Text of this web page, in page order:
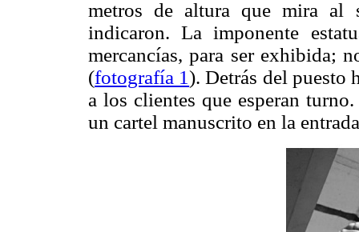
metros de altura que mira al
indicaron. La imponente
mercancías, para ser exhibida;
(fotografía 1). Detrás del puesto
a los clientes que esperan
un cartel manuscrito en la